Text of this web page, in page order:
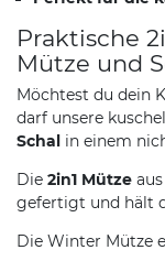
Praktische
Mütze und
Möchtest du dein
darf unsere
Schal in einem
Die 2in1 Mütze
gefertigt und hält
Die Winter Mütze